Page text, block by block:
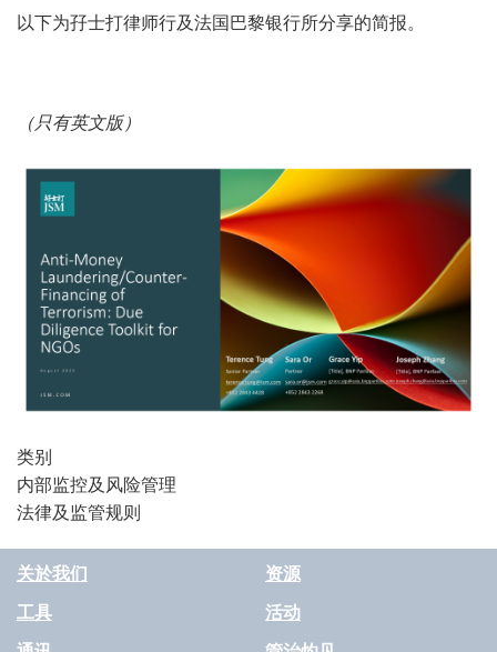
以下为孖士打律师行及法国巴黎银行所分享的简报。
（只有英文版）
类别
内部监控及风险管理
法律及监管规则
关於我们 资源
工具 活动